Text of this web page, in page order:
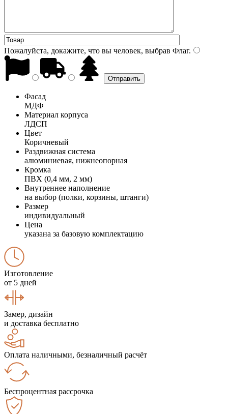
Пожалуйста, докажите, что вы человек, выбрав Флаг.
Фасад
МДФ
Материал корпуса
ЛДСП
Цвет
Коричневый
Раздвижная система
алюминиевая, нижнеопорная
Кромка
ПВХ (0,4 мм, 2 мм)
Внутреннее наполнение
на выбор (полки, корзины, штанги)
Размер
индивидуальный
Цена
указана за базовую комплектацию
Изготовление
от 5 дней
Замер, дизайн
и доставка бесплатно
Оплата наличными, безналичный расчёт
Беспроцентная рассрочка